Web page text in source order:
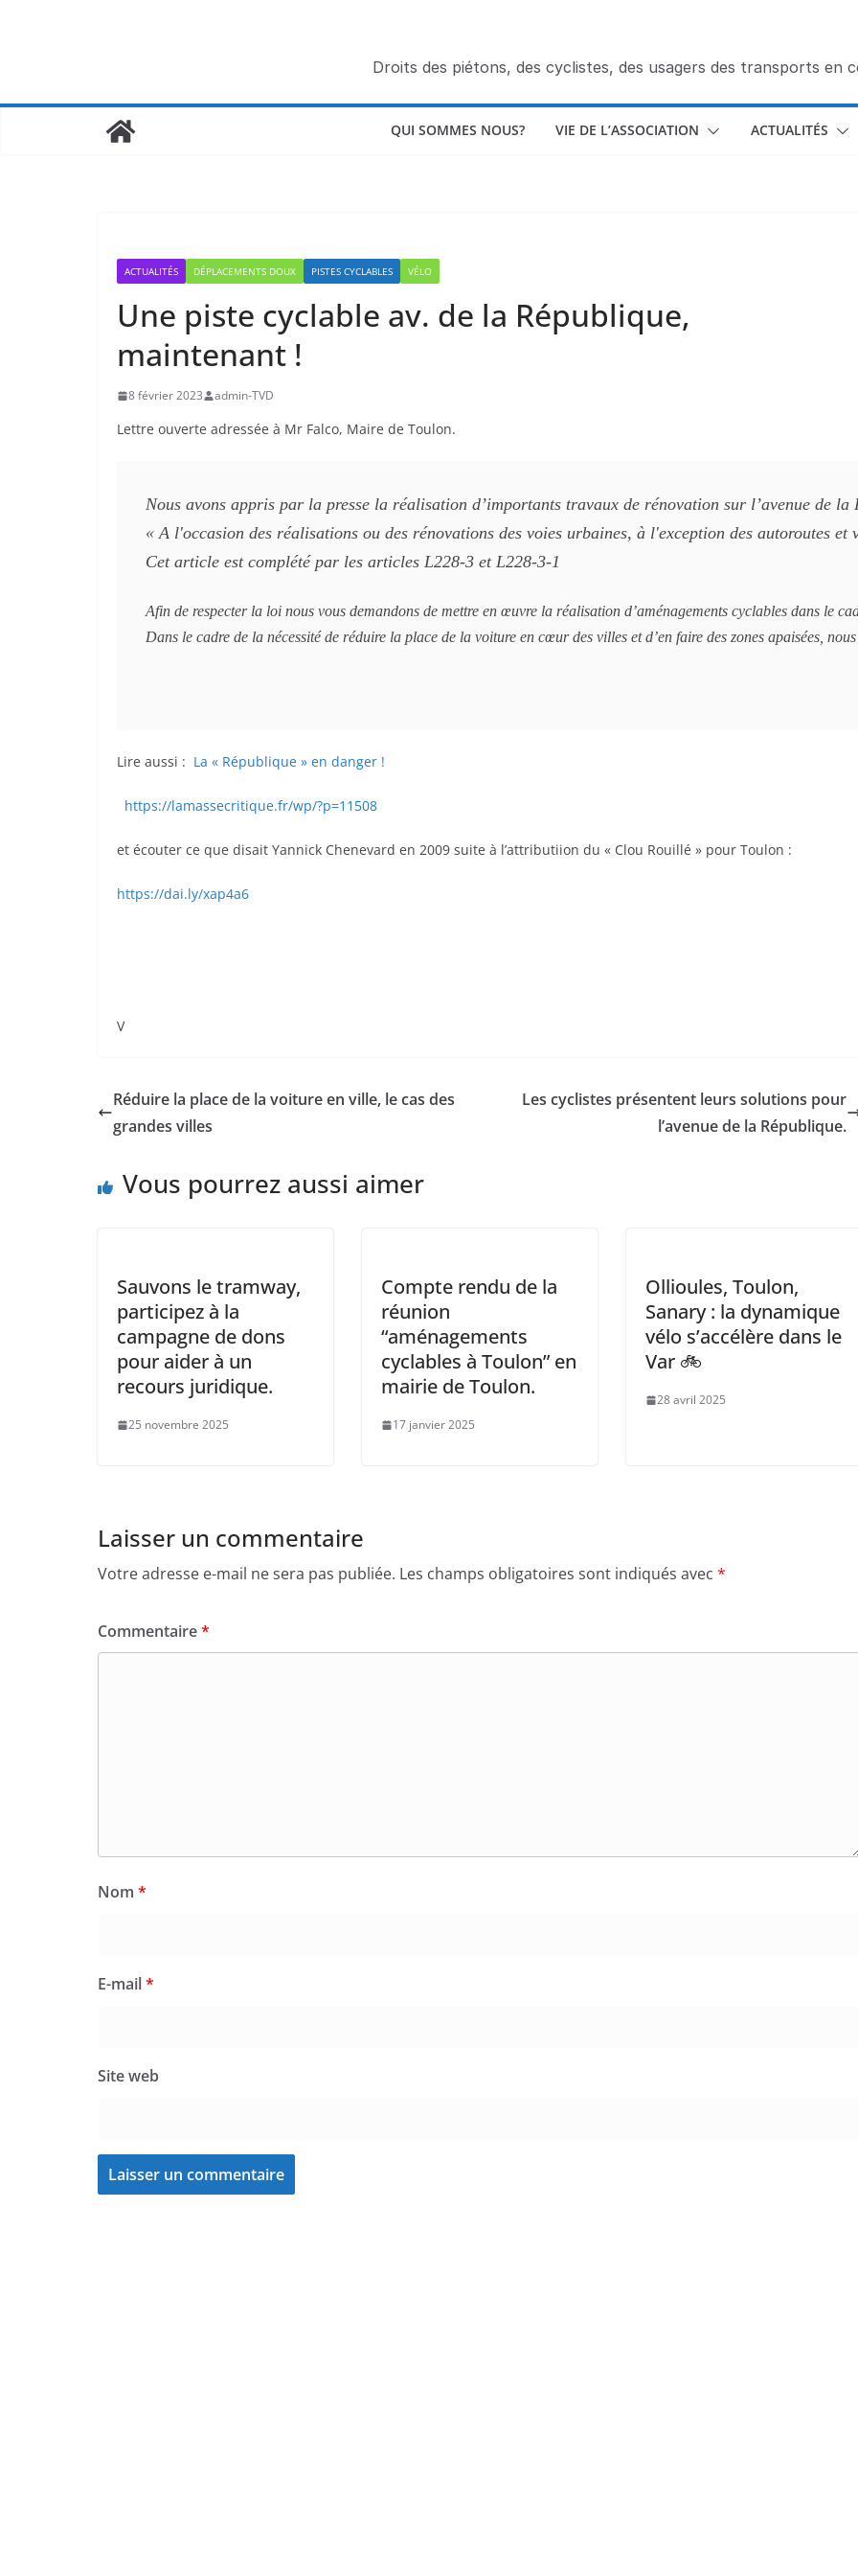
Droits des piétons, des cyclistes, des usagers des transports en
QUI SOMMES NOUS? VIE DE L’ASSOCIATION ACTUALITÉS
ACTUALITÉS DÉPLACEMENTS DOUX PISTES CYCLABLES VÉLO
Une piste cyclable av. de la République,
maintenant !
8 février 2023 admin-TVD
Lettre ouverte adressée à Mr Falco, Maire de Toulon.
Nous avons appris par la presse la réalisation d’importants travaux de rénovation sur l’avenue de
« A l'occasion des réalisations ou des rénovations des voies urbaines, à l'exception des autoroutes
Cet article est complété par les articles L228-3 et L228-3-1
Afin de respecter la loi nous vous demandons de mettre en œuvre la réalisation d’aménagements cyclables dans le
Dans le cadre de la nécessité de réduire la place de la voiture en cœur des villes et d’en faire des zones apaisées,
Lire aussi : La « République » en danger !
https://lamassecritique.fr/wp/?p=11508
et écouter ce que disait Yannick Chenevard en 2009 suite à l’attributiion du « Clou Rouillé » pour Toulon :
https://dai.ly/xap4a6
V
Réduire la place de la voiture en ville, le cas des
grandes villes
Les cyclistes présentent leurs solutions pour
l’avenue de la République.
Vous pourrez aussi aimer
Sauvons le tramway,
participez à la
campagne de dons
pour aider à un
recours juridique.
25 novembre 2025
Compte rendu de la
réunion
“aménagements
cyclables à Toulon” en
mairie de Toulon.
17 janvier 2025
Ollioules, Toulon,
Sanary : la dynamique
vélo s’accélère dans le
Var 🚲
28 avril 2025
Laisser un commentaire
Votre adresse e-mail ne sera pas publiée. Les champs obligatoires sont indiqués avec *
Commentaire*
Nom *
E-mail*
Site web